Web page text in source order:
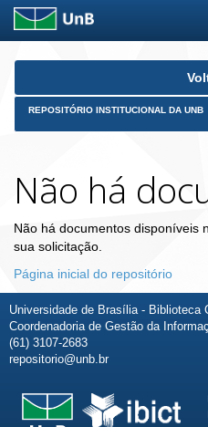
Skip
REPOSITÓRIO INSTITUCIONAL DA UNB
Não há
Não há documentos disponíveis
sua solicitação.
Página inicial do repositório
Universidade de Brasília - Biblioteca
Coordenadoria de Gestão da
(61) 3107-2683
repositorio@unb.br